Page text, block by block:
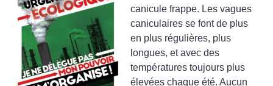
canicule frappe. Les vagues
caniculaires se font de plus
en plus régulières, plus
longues, et avec des
températures toujours plus
élevées chaque été. Aucun